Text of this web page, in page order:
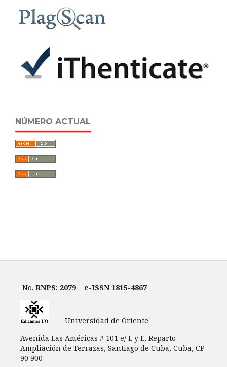
NÚMERO ACTUAL
No. RNPS: 2079 e-ISSN 1815-4867
Universidad de Oriente
Avenida Las Américas # 101 e/ L y E, Reparto
Ampliación de Terrazas, Santiago de Cuba, Cuba, CP
90 900